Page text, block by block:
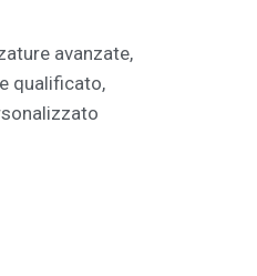
avanzate,
qualificato,